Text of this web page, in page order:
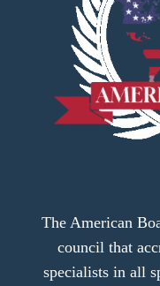
The American
council that
specialists in all